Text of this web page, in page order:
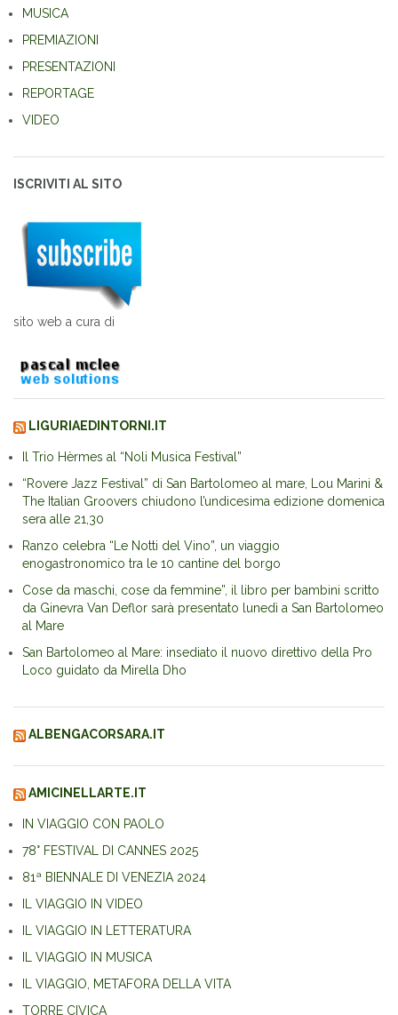
MUSICA
PREMIAZIONI
PRESENTAZIONI
REPORTAGE
VIDEO
ISCRIVITI AL SITO
sito web a cura di
LIGURIAEDINTORNI.IT
Il Trio Hèrmes al “Noli Musica Festival”
“Rovere Jazz Festival” di San Bartolomeo al mare, Lou Marini &
The Italian Groovers chiudono l’undicesima edizione domenica
sera alle 21,30
Ranzo celebra “Le Notti del Vino”, un viaggio
enogastronomico tra le 10 cantine del borgo
Cose da maschi, cose da femmine”, il libro per bambini scritto
da Ginevra Van Deflor sarà presentato lunedì a San Bartolomeo
al Mare
San Bartolomeo al Mare: insediato il nuovo direttivo della Pro
Loco guidato da Mirella Dho
ALBENGACORSARA.IT
AMICINELLARTE.IT
IN VIAGGIO CON PAOLO
78° FESTIVAL DI CANNES 2025
81ª BIENNALE DI VENEZIA 2024
IL VIAGGIO IN VIDEO
IL VIAGGIO IN LETTERATURA
IL VIAGGIO IN MUSICA
IL VIAGGIO, METAFORA DELLA VITA
TORRE CIVICA